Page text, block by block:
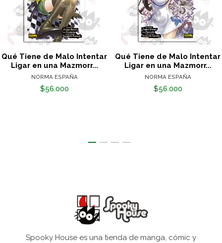
Qué Tiene de Malo Intentar
Ligar en una Mazmorr...
NORMA ESPAÑA
$56.000
Qué Tiene de Malo Intentar
Ligar en una Mazmorr...
NORMA ESPAÑA
$56.000
Spooky House es una tienda de manga, cómic y